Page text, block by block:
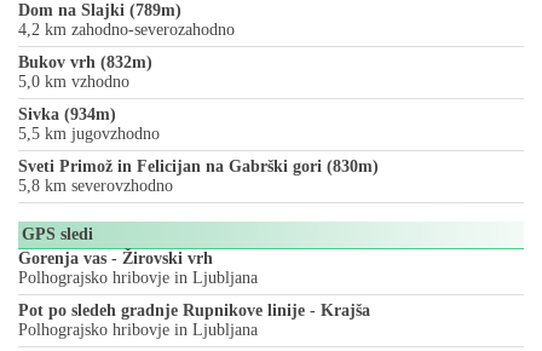
Dom na Slajki (789m)
4,2 km zahodno-severozahodno
Bukov vrh (832m)
5,0 km vzhodno
Sivka (934m)
5,5 km jugovzhodno
Sveti Primož in Felicijan na Gabrški gori (830m)
5,8 km severovzhodno
GPS sledi
Gorenja vas - Žirovski vrh
Polhograjsko hribovje in Ljubljana
Pot po sledeh gradnje Rupnikove linije - Krajša
Polhograjsko hribovje in Ljubljana